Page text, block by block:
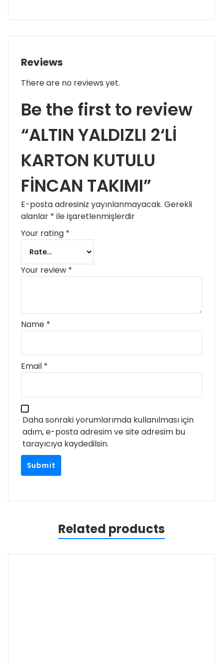
Reviews
There are no reviews yet.
Be the first to review
“ALTIN YALDIZLI 2‘Lİ
KARTON KUTULU
FİNCAN TAKIMI”
E-posta adresiniz yayınlanmayacak. Gerekli
alanlar * ile işaretlenmişlerdir
Your rating *
Your review *
Name *
Email *
Daha sonraki yorumlarımda kullanılması için
adım, e-posta adresim ve site adresim bu
tarayıcıya kaydedilsin.
Related products